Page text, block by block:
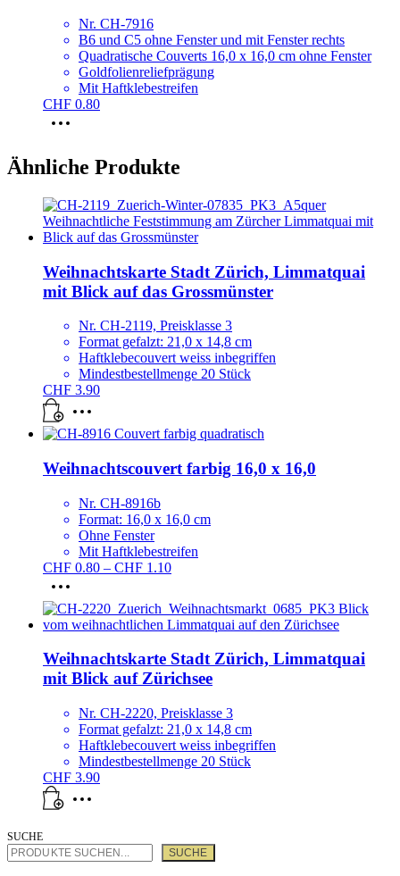
Nr. CH-7916
B6 und C5 ohne Fenster und mit Fenster rechts
Quadratische Couverts 16,0 x 16,0 cm ohne Fenster
Goldfolienreliefprägung
Mit Haftklebestreifen
CHF 0.80
mehrere
auf.
Die
Optionen
können
der
Produktseite
werden
Ähnliche Produkte
Weihnachtskarte Stadt Zürich, Limmatquai
mit Blick auf das Grossmünster
Nr. CH-2119, Preisklasse 3
Format gefalzt: 21,0 x 14,8 cm
Haftklebecouvert weiss inbegriffen
Mindestbestellmenge 20 Stück
CHF 3.90
Weihnachtscouvert farbig 16,0 x 16,0
Nr. CH-8916b
Format: 16,0 x 16,0 cm
Ohne Fenster
Mit Haftklebestreifen
CHF 0.80 – CHF 1.10Preisspanne:
CHF 1.10
weist
mehrere
auf.
Die
können
auf
der
Produktseite
gewählt
Weihnachtskarte Stadt Zürich, Limmatquai
mit Blick auf Zürichsee
Nr. CH-2220, Preisklasse 3
Format gefalzt: 21,0 x 14,8 cm
Haftklebecouvert weiss inbegriffen
Mindestbestellmenge 20 Stück
CHF 3.90
SUCHE
SUCHE